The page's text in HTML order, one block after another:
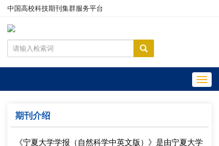
中国高校科技期刊集群服务平台
期刊介绍
《宁夏大学学报（自然科学中英文版）》是由宁夏大学